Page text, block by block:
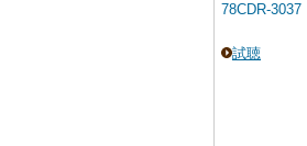
78CDR-3037
試聴